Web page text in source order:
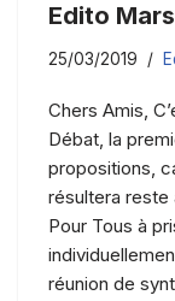
Edito
25/03/2019
Chers Amis,
Débat, la
propositions,
résultera reste
Pour Tous à
réunion de